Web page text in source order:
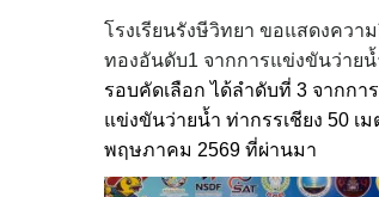
โรงเรียนรังษีวิทยา ขอแสดงคว
ทองอันดับ1 จากการแข่งขันว่ายน้
รอบคัดเลือก ได้ลำดับที่ 3 จากกา
แข่งขันว่ายน้ำ ท่ากรรเชียง 50 เ
พฤษภาคม 2569 ที่ผ่านมา